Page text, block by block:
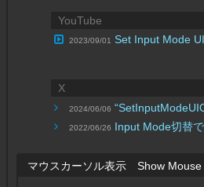
YouTube
2023/09/01 Set Input Mode
X
2024/06/06
2022/06/26 Input Mode切替
マウスカーソル表示 Show Mouse